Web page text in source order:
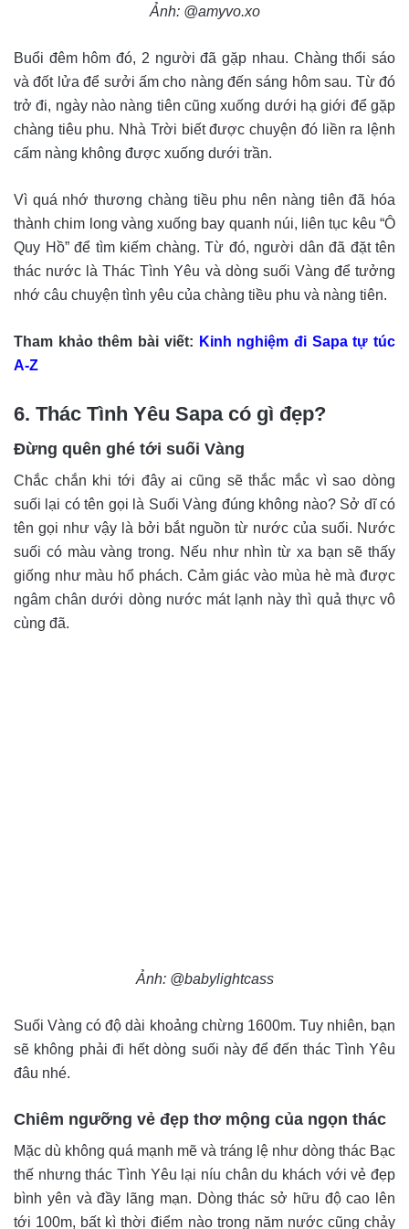
Ảnh: @amyvo.xo
Buổi đêm hôm đó, 2 người đã gặp nhau. Chàng thổi sáo
và đốt lửa để sưởi ấm cho nàng đến sáng hôm sau. Từ đó
trở đi, ngày nào nàng tiên cũng xuống dưới hạ giới để gặp
chàng tiêu phu. Nhà Trời biết được chuyện đó liền ra lệnh
cấm nàng không được xuống dưới trần.
Vì quá nhớ thương chàng tiều phu nên nàng tiên đã hóa
thành chim long vàng xuống bay quanh núi, liên tục kêu “Ô
Quy Hồ” để tìm kiếm chàng. Từ đó, người dân đã đặt tên
thác nước là Thác Tình Yêu và dòng suối Vàng để tưởng
nhớ câu chuyện tình yêu của chàng tiều phu và nàng tiên.
Tham khảo thêm bài viết: Kinh nghiệm đi Sapa tự túc
A-Z
6. Thác Tình Yêu Sapa có gì đẹp?
Đừng quên ghé tới suối Vàng
Chắc chắn khi tới đây ai cũng sẽ thắc mắc vì sao dòng
suối lại có tên gọi là Suối Vàng đúng không nào? Sở dĩ có
tên gọi như vậy là bởi bắt nguồn từ nước của suối. Nước
suối có màu vàng trong. Nếu như nhìn từ xa bạn sẽ thấy
giống như màu hổ phách. Cảm giác vào mùa hè mà được
ngâm chân dưới dòng nước mát lạnh này thì quả thực vô
cùng đã.
Ảnh: @babylightcass
Suối Vàng có độ dài khoảng chừng 1600m. Tuy nhiên, bạn
sẽ không phải đi hết dòng suối này để đến thác Tình Yêu
đâu nhé.
Chiêm ngưỡng vẻ đẹp thơ mộng của ngọn thác
Mặc dù không quá mạnh mẽ và tráng lệ như dòng thác Bạc
thế nhưng thác Tình Yêu lại níu chân du khách với vẻ đẹp
bình yên và đầy lãng mạn. Dòng thác sở hữu độ cao lên
tới 100m, bất kì thời điểm nào trong năm nước cũng chảy